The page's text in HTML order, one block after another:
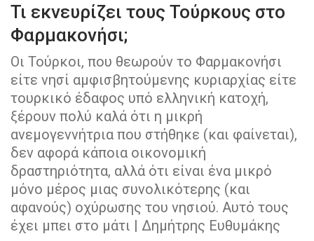
Τι εκνευρίζει τους Τούρκους στο
Φαρμακονήσι;
Οι Τούρκοι, που θεωρούν το Φαρμακονήσι
είτε νησί αμφισβητούμενης κυριαρχίας είτε
τουρκικό έδαφος υπό ελληνική κατοχή,
ξέρουν πολύ καλά ότι η μικρή
ανεμογεννήτρια που στήθηκε (και φαίνεται),
δεν αφορά κάποια οικονομική
δραστηριότητα, αλλά ότι είναι ένα μικρό
μόνο μέρος μιας συνολικότερης (και
αφανούς) οχύρωσης του νησιού. Αυτό τους
έχει μπει στο μάτι | Δημήτρης Ευθυμάκης